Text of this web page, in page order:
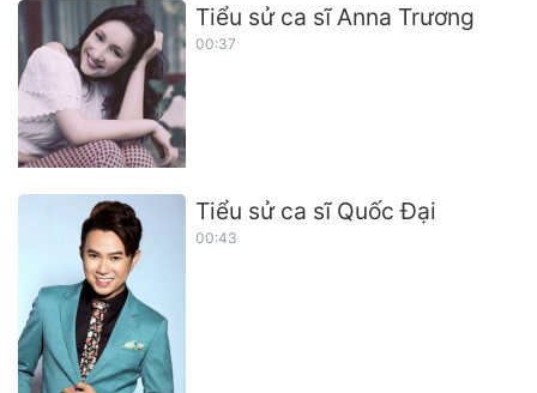
Tiểu sử ca sĩ Anna Trương
00:37
Tiểu sử ca sĩ Quốc Đại
00:43